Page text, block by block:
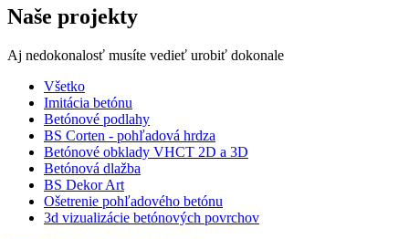
Naše projekty
Aj nedokonalosť musíte vedieť urobiť dokonale
Všetko
Imitácia betónu
Betónové podlahy
BS Corten - pohľadová hrdza
Betónové obklady VHCT 2D a 3D
Betónová dlažba
BS Dekor Art
Ošetrenie pohľadového betónu
3d vizualizácie betónových povrchov